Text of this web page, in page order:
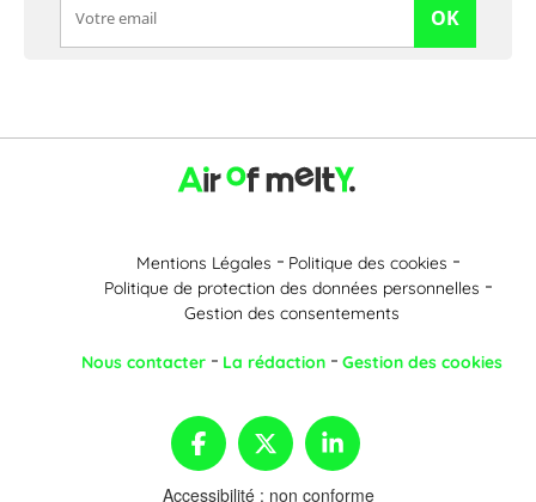
OK
Mentions Légales
Politique des cookies
Politique de protection des données personnelles
Gestion des consentements
Nous contacter La rédaction Gestion des cookies
Accessibilité : non conforme